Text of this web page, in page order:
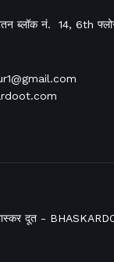
ब्लॉक नं. 14, 6th
दूत -